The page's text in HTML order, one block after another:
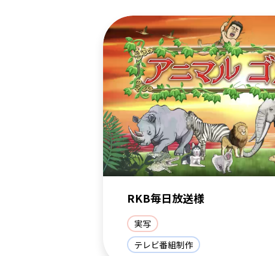
RKB毎日放送様
実写
テレビ番組制作